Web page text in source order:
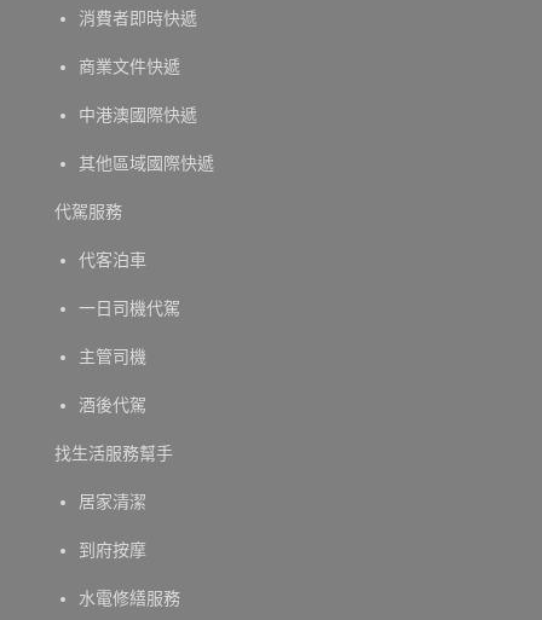
消費者即時快遞
商業文件快遞
中港澳國際快遞
其他區域國際快遞
代駕服務
代客泊車
一日司機代駕
主管司機
酒後代駕
找生活服務幫手
居家清潔
到府按摩
水電修繕服務